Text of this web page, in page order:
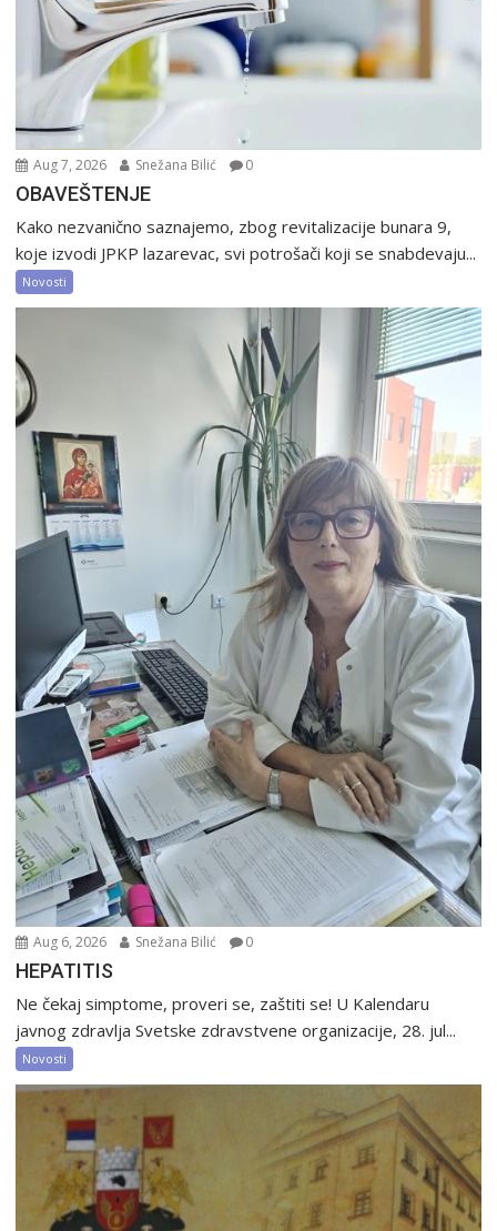
Aug 7, 2026 Snežana Bilić 0
OBAVEŠTENJE
Kako nezvanično saznajemo, zbog revitalizacije bunara 9,
koje izvodi JPKP lazarevac, svi potrošači koji se snabdevaju...
Novosti
Aug 6, 2026 Snežana Bilić 0
HEPATITIS
Ne čekaj simptome, proveri se, zaštiti se! U Kalendaru
javnog zdravlja Svetske zdravstvene organizacije, 28. jul...
Novosti